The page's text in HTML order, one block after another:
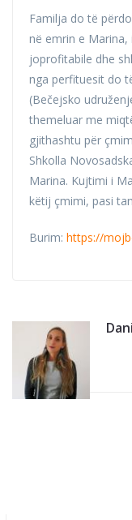
Familja do të
në emrin e
joprofitabile dhe
nga perfituesit do
(Bečejsko
themeluar me
gjithashtu për
Shkolla
Marina. Kujtimi i
këtij çmimi, pasi
Burim: https://